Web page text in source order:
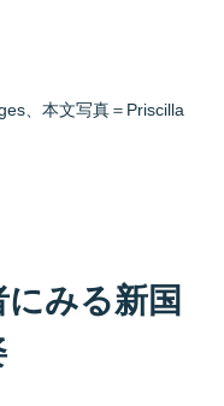
、本文写真＝Priscilla
みる新国